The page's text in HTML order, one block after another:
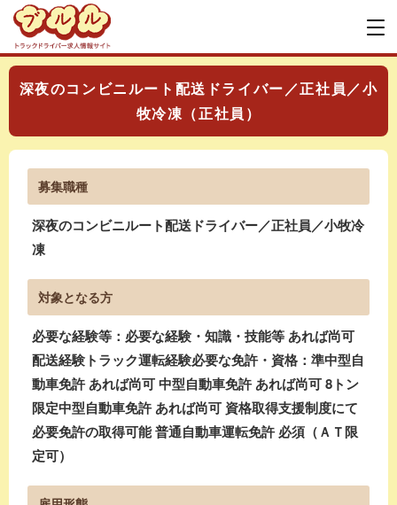
深夜のコンビニルート配送ドライバー／正社員／小
牧冷凍（正社員）
募集職種
深夜のコンビニルート配送ドライバー／正社員／小牧冷
凍
対象となる方
必要な経験等：必要な経験・知識・技能等 あれば尚可
配送経験トラック運転経験必要な免許・資格：準中型自
動車免許 あれば尚可 中型自動車免許 あれば尚可 8トン
限定中型自動車免許 あれば尚可 資格取得支援制度にて
必要免許の取得可能 普通自動車運転免許 必須（ＡＴ限
定可）